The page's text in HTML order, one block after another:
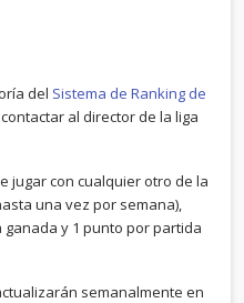
del Sistema de Ranking de
al director de la liga
jugar con cualquier otro de la
una vez por semana),
y 1 punto por partida
semanalmente en